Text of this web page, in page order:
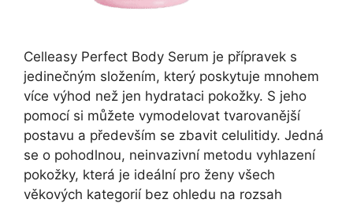
Celleasy Perfect Body Serum je přípravek s
jedinečným složením, který poskytuje mnohem
více výhod než jen hydrataci pokožky. S jeho
pomocí si můžete vymodelovat tvarovanější
postavu a především se zbavit celulitidy. Jedná
se o pohodlnou, neinvazivní metodu vyhlazení
pokožky, která je ideální pro ženy všech
věkových kategorií bez ohledu na rozsah